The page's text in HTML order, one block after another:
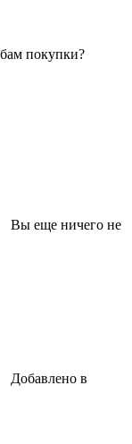
покупки?
Вы еще ничего не
Добавлено в